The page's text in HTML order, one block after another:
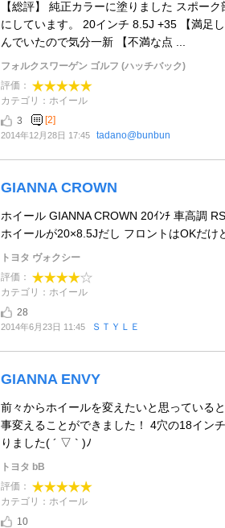
【総評】 純正カラーに塗りました スポー
にしています。 20インチ 8.5J +35 【満足
んでいたので気分一新 【不満な点 ...
フォルクスワーゲン ゴルフ (ハッチバック)
評価：
カテゴリ：ホイール
3
[2]
2014年12月28日 17:45 tadano@bunbun
GIANNA CROWN
ホイール GIANNA CROWN 20ｲﾝﾁ 車高調
ホイールが20×8.5Jだし フロントはOKだけ
トヨタ ヴォクシー
評価：
カテゴリ：ホイール
28
2014年6月23日 11:45 ＳＴＹＬＥ
GIANNA ENVY
前々からホイールを変えたいと思っている
事変えることができました！ 4穴の18イン
りました( ´ ▽ ` )ﾉ
トヨタ bB
評価：
カテゴリ：ホイール
10